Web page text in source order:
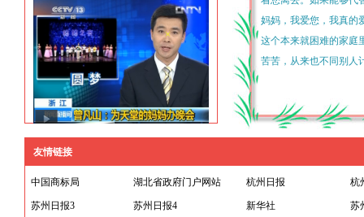
妈妈商城www.mamamall.vip
妈妈之家旗下品牌：
妈妈之家 妈妈之花
妈妈之夜 妈妈商城
妈妈纪念网 妈妈大讲堂
妈妈艺术团 漂泊者的梦
中国*恩施
利川市元宝乡汉庙村十组石院墙
妈妈，我爱您，我真的
这个本来就困难的家庭
苦苦，从来也不同别人
我的家庭条件能够好
我，原谅我的无能，我
好的。您的在天之灵，
了一个纪念您和所有妈
友情链接
中国商标局 湖北省政府门户网站 杭州日报 杭
苏州日报3 苏州日报4 新华社 苏